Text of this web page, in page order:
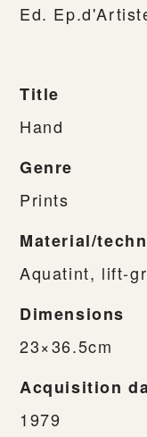
Ed.
Title
Hand
Genre
Prints
Material/
Aquatint, lift-
Dimensions
23×36.5cm
Acquisition
1979